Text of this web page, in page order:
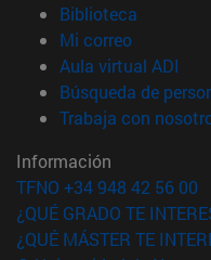
Biblioteca
Mi correo(abre en
Aula virtual ADI
Búsqueda de
Trabaja con
Información
TFNO +34 948 42 56 00
¿QUÉ GRADO TE
¿QUÉ MÁSTER TE